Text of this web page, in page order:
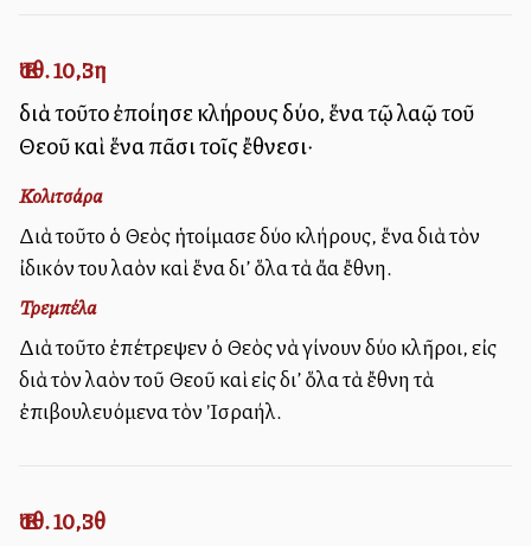
Ἐσθ. 10,3η
διὰ τοῦτο ἐποίησε κλήρους δύο, ἕνα τῷ λαῷ τοῦ
Θεοῦ καὶ ἕνα πᾶσι τοῖς ἔθνεσι·
Κολιτσάρα
Διὰ τοῦτο ὁ Θεὸς ἡτοίμασε δύο κλήρους, ἕνα διὰ τὸν
ἰδικόν του λαὸν καὶ ἕνα δι’ ὅλα τὰ ἄλλα ἔθνη.
Τρεμπέλα
Διὰ τοῦτο ἐπέτρεψεν ὁ Θεὸς νὰ γίνουν δύο κλῆροι, εἰς
διὰ τὸν λαὸν τοῦ Θεοῦ καὶ εἰς δι’ ὅλα τὰ ἔθνη τὰ
ἐπιβουλευόμενα τὸν Ἰσραήλ.
Ἐσθ. 10,3θ